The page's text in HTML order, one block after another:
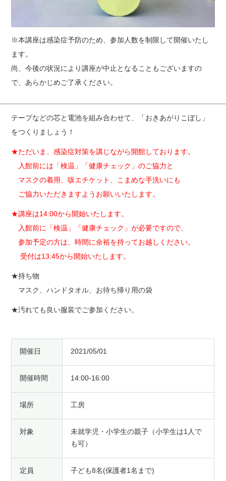
※本講座は感染症予防のため、参加人数を制限して開催いたし
ます。
尚、今後の状況により講座が中止となることもございますの
で、あらかじめご了承ください。
テープなどの芯と電池を組み合わせて、「おきあがりこぼし」
をつくりましょう！
★ただいま、感染症対策を講じながら開館しております。
入館前には「検温」「健康チェック」のご協力と
マスクの着用、咳エチケット、こまめな手洗いにも
ご協力いただきますようお願いいたします。
★講座は14:00から開始いたします。
入館前に「検温」「健康チェック」が必要ですので、
参加予定の方は、時間に余裕を持ってお越しください。
受付は13:45から開始いたします。
★持ち物
マスク、ハンドタオル、お待ち帰り用の袋
★汚れても良い服装でご参加ください。
開催日 2021/05/01
開催時間 14:00-16:00
場所 工房
対象
未就学児・小学生の親子（小学生は1人で
も可）
定員 子ども8名(保護者1名まで)